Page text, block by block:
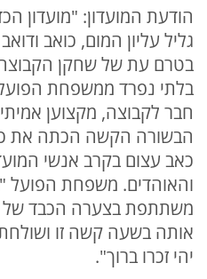
הודעת המועדון: "מועדון
גליל עליון המום, כואב
בטרם עת של שחקן
בלתי נפרד ממשפחת הפועל
חבר לקבוצה, מקצוען
הבשורה הקשה הכתה את
כאב עצום בקרב אנשי
והאוהדים. משפחת הפועל
משתתפת בצערה הכבד
אותה בשעה קשה זו
יהי זכרו ברוך".